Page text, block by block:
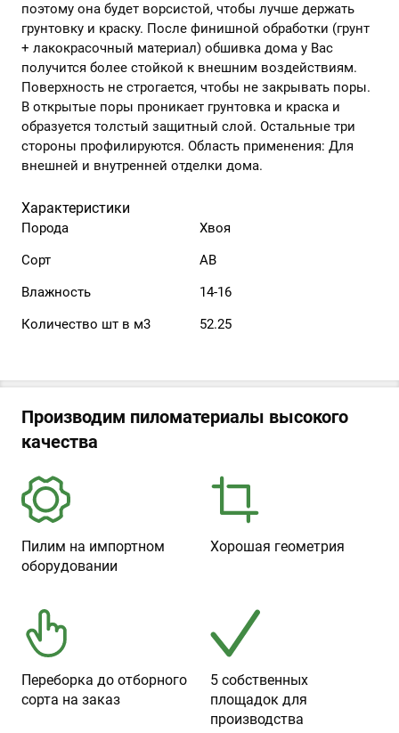
поэтому она будет ворсистой, чтобы лучше держать
грунтовку и краску. После финишной обработки (грунт
+ лакокрасочный материал) обшивка дома у Вас
получится более стойкой к внешним воздействиям.
Поверхность не строгается, чтобы не закрывать поры.
В открытые поры проникает грунтовка и краска и
образуется толстый защитный слой. Остальные три
стороны профилируются. Область применения: Для
внешней и внутренней отделки дома.
Характеристики
Порода
Хвоя
Сорт
АВ
Влажность
14-16
Количество шт в м3
52.25
Производим пиломатериалы высокого
качества
Пилим на импортном
оборудовании
Хорошая геометрия
Переборка до отборного
сорта на заказ
5 собственных
площадок для
производства